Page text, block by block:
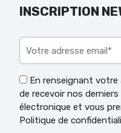
INSCRIPTION
En renseignant votre
de recevoir nos
électronique et vous
Politique de